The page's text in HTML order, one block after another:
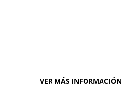
VER MÁS INFORMACIÓN